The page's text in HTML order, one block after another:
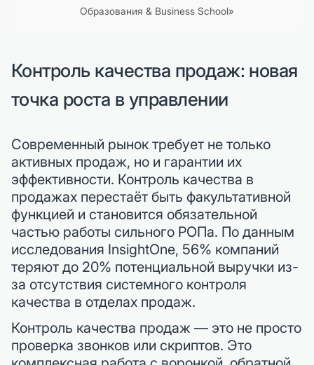
Образования & Business School»
Контроль качества продаж: новая
точка роста в управлении
Современный рынок требует не только
активных продаж, но и гарантии их
эффективности. Контроль качества в
продажах перестаёт быть факультативной
функцией и становится обязательной
частью работы сильного РОПа. По данным
исследования InsightOne, 56% компаний
теряют до 20% потенциальной выручки из-
за отсутствия системного контроля
качества в отделах продаж.
Контроль качества продаж — это не просто
проверка звонков или скриптов. Это